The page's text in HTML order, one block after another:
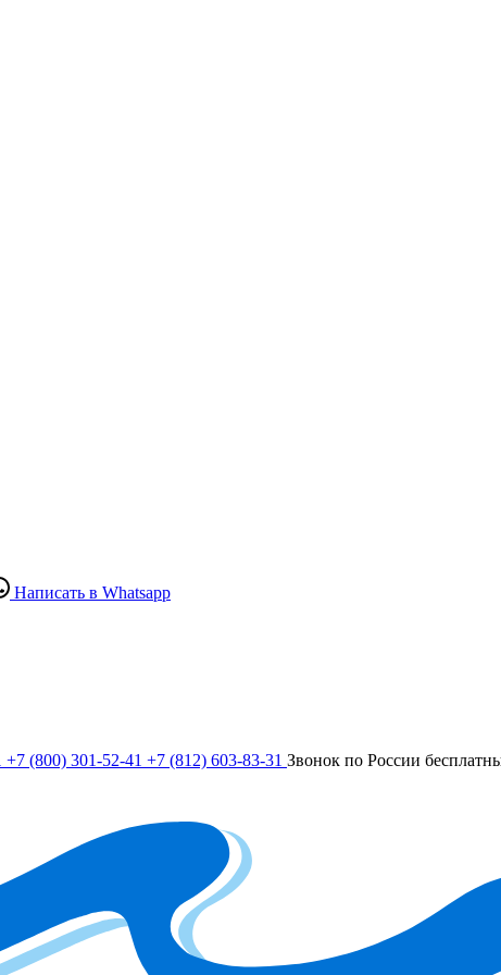
Написать в Whatsapp
+7 (800) 301-52-41 +7 (812) 603-83-31 Звонок по России